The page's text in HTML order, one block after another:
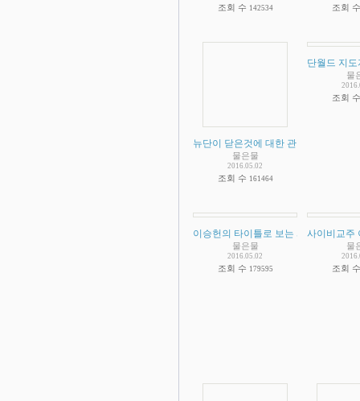
조회 수 142534 조회
뉴단이 닫은것에 대한 관련 소송정보
물은물
2016.05.02
조회 수 161464
단월드 지
물
조회
이승헌의 타이틀로 보는 과대망상 싸이
물은물
2016.05.02
조회 수 179595
사이비교주
물
조회